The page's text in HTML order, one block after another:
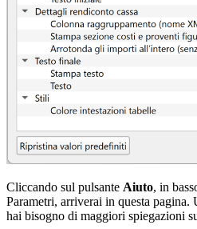
Cliccando sul pulsante Aiuto, in
Parametri, arriverai in questa
hai bisogno di maggiori spiegazioni